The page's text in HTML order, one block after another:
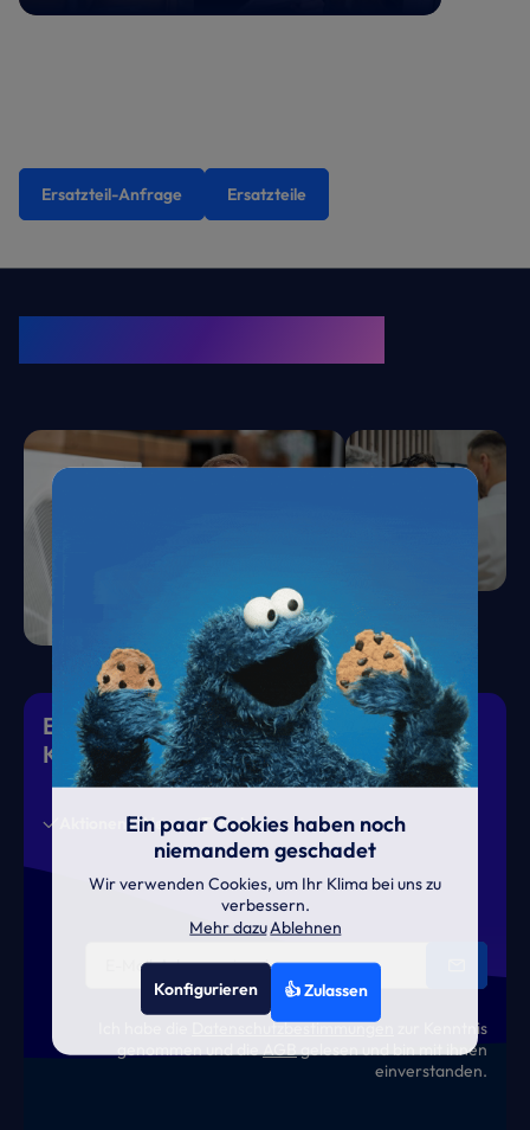
Ersatzteil-Anfrage Ersatzteile
Eiskalte Deals & heiße News für gutes
Klima
News Termine
Datenschutzbestimmungen
zur Kenntnis
genommen und dieAGBgelesen und bin mit ihnen
einverstanden.
Ein paar Cookies haben noch
niemandem geschadet
Wir verwenden Cookies, um Ihr Klima bei uns zu
verbessern.
Mehr dazuAblehnen
Konfigurieren 👍 Zulassen